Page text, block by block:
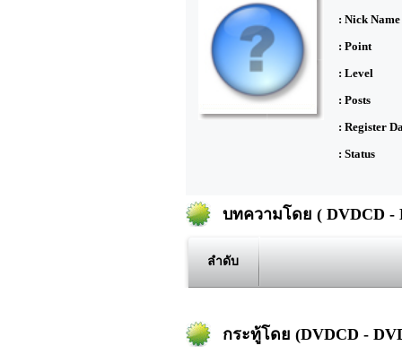
: Nick Name
: Point
: Level
: Posts
: Register
: Status
บทความโดย ( DVDCD -
ลำดับ
กระทู้โดย (DVDCD -